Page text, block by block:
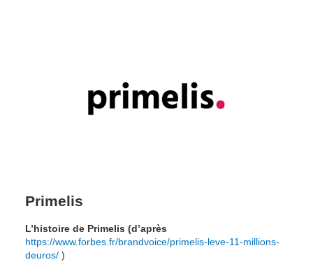
Primelis
https://www.forbes.fr/brandvoice/primelis-leve-11-millions-
deuros/ )